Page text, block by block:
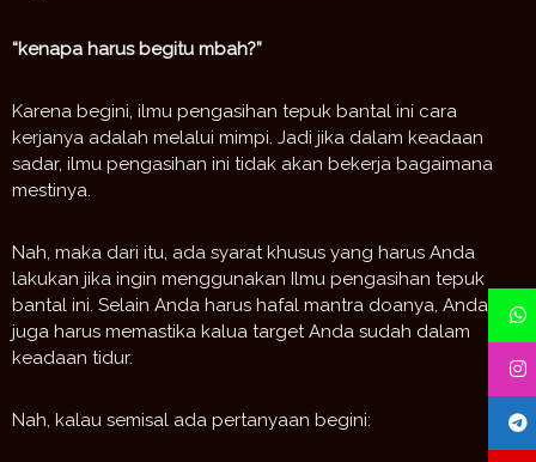
“kenapa harus begitu mbah?”
Karena begini, ilmu pengasihan tepuk bantal ini cara
kerjanya adalah melalui mimpi. Jadi jika dalam keadaan
sadar, ilmu pengasihan ini tidak akan bekerja bagaimana
mestinya.
Nah, maka dari itu, ada syarat khusus yang harus Anda
lakukan jika ingin menggunakan Ilmu pengasihan tepuk
bantal ini. Selain Anda harus hafal mantra doanya, Anda
juga harus memastika kalua target Anda sudah dalam
keadaan tidur.
Nah, kalau semisal ada pertanyaan begini: